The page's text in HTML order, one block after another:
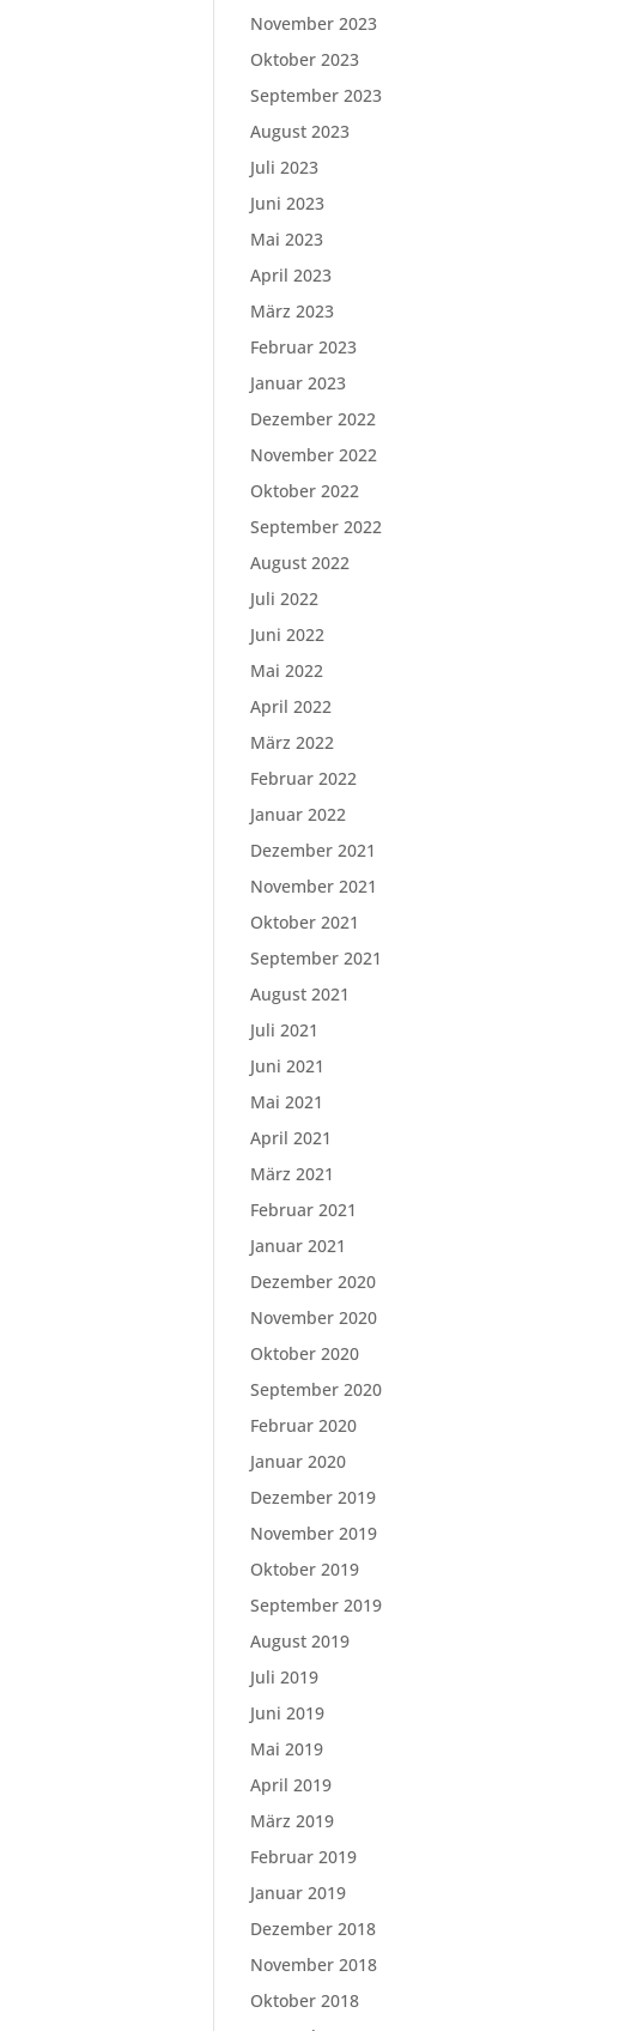
November 2023
Oktober 2023
September 2023
August 2023
Juli 2023
Juni 2023
Mai 2023
April 2023
März 2023
Februar 2023
Januar 2023
Dezember 2022
November 2022
Oktober 2022
September 2022
August 2022
Juli 2022
Juni 2022
Mai 2022
April 2022
März 2022
Februar 2022
Januar 2022
Dezember 2021
November 2021
Oktober 2021
September 2021
August 2021
Juli 2021
Juni 2021
Mai 2021
April 2021
März 2021
Februar 2021
Januar 2021
Dezember 2020
November 2020
Oktober 2020
September 2020
Februar 2020
Januar 2020
Dezember 2019
November 2019
Oktober 2019
September 2019
August 2019
Juli 2019
Juni 2019
Mai 2019
April 2019
März 2019
Februar 2019
Januar 2019
Dezember 2018
November 2018
Oktober 2018